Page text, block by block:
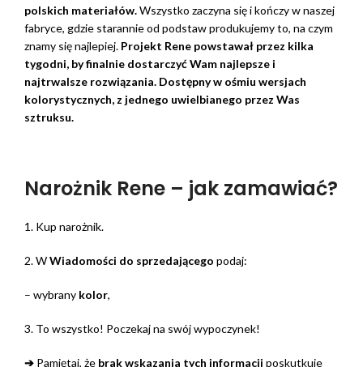
polskich materiałów.Wszystko zaczyna się i kończy w naszej
fabryce, gdzie starannie od podstaw produkujemy to, na czym
znamy się najlepiej. Projekt Rene powstawał przez kilka
tygodni, by finalnie dostarczyć Wam najlepsze i
najtrwalsze rozwiązania. Dostępny w ośmiu wersjach
kolorystycznych, z jednego uwielbianego przez Was
sztruksu.
Narożnik Rene – jak zamawiać?
1. Kup narożnik.
2. WWiadomości do sprzedającego podaj:
– wybrany kolor,
3. To wszystko! Poczekaj na swój wypoczynek!
➔ Pamiętaj, że brak wskazania tych informacji poskutkuje